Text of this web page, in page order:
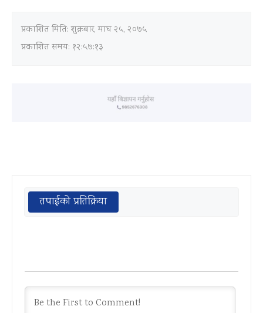
प्रकाशित मिति:शुक्रबार, माघ २५, २०७५
प्रकाशित समय: १२:५७:१३
तपाईको प्रतिक्रिया